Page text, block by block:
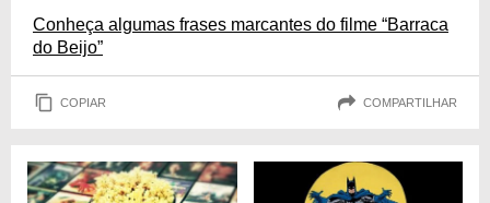
Conheça algumas frases marcantes do filme “Barraca
do Beijo”
COPIAR COMPARTILHAR